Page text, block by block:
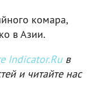
комара,
в Азии.
Indicator.Ruв
и читайте нас